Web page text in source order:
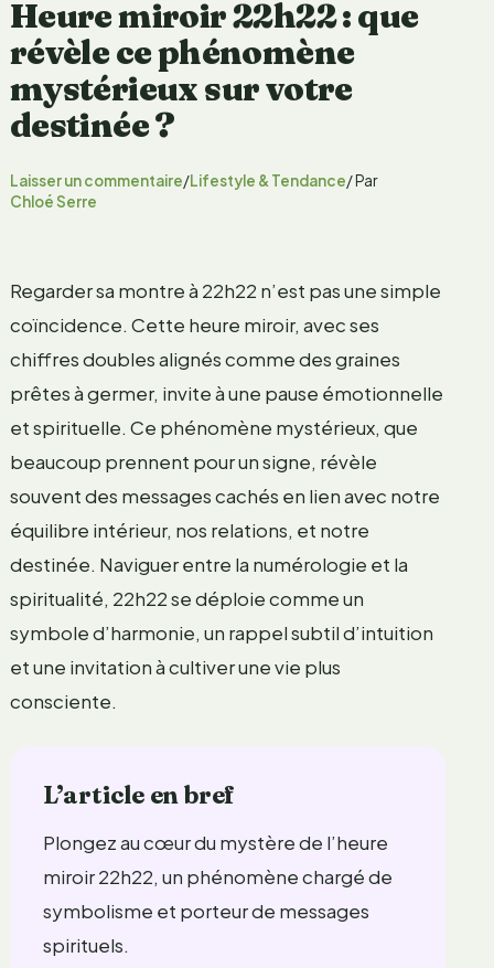
Heure miroir 22h22 : que
révèle ce phénomène
mystérieux sur votre
destinée ?
Laisser un commentaire/Lifestyle & Tendance/ Par
Chloé Serre
Regarder sa montre à 22h22 n’est pas une simple
coïncidence. Cette heure miroir, avec ses
chiffres doubles alignés comme des graines
prêtes à germer, invite à une pause émotionnelle
et spirituelle. Ce phénomène mystérieux, que
beaucoup prennent pour un signe, révèle
souvent des messages cachés en lien avec notre
équilibre intérieur, nos relations, et notre
destinée. Naviguer entre la numérologie et la
spiritualité, 22h22 se déploie comme un
symbole d’harmonie, un rappel subtil d’intuition
et une invitation à cultiver une vie plus
consciente.
L’article en bref
Plongez au cœur du mystère de l’heure
miroir 22h22, un phénomène chargé de
symbolisme et porteur de messages
spirituels.